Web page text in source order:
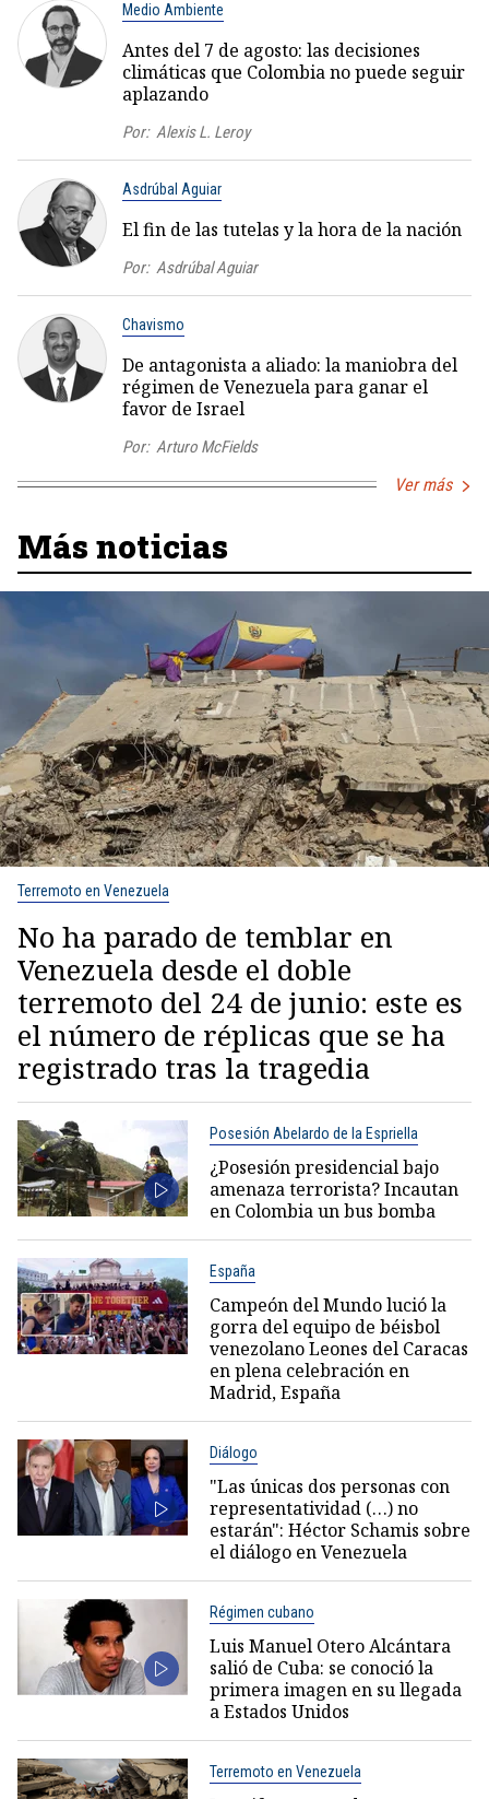
Medio Ambiente
Antes del 7 de agosto: las decisiones
climáticas que Colombia no puede seguir
aplazando
Por: Alexis L. Leroy
Asdrúbal Aguiar
El fin de las tutelas y la hora de la nación
Por: Asdrúbal Aguiar
Chavismo
De antagonista a aliado: la maniobra del
régimen de Venezuela para ganar el
favor de Israel
Por: Arturo McFields
Ver más
Más noticias
Terremoto en Venezuela
No ha parado de temblar en
Venezuela desde el doble
terremoto del 24 de junio: este es
el número de réplicas que se ha
registrado tras la tragedia
Posesión Abelardo de la Espriella
¿Posesión presidencial bajo
amenaza terrorista? Incautan
en Colombia un bus bomba
España
Campeón del Mundo lució la
gorra del equipo de béisbol
venezolano Leones del Caracas
en plena celebración en
Madrid, España
Diálogo
"Las únicas dos personas con
representatividad (…) no
estarán": Héctor Schamis sobre
el diálogo en Venezuela
Régimen cubano
Luis Manuel Otero Alcántara
salió de Cuba: se conoció la
primera imagen en su llegada
a Estados Unidos
Terremoto en Venezuela